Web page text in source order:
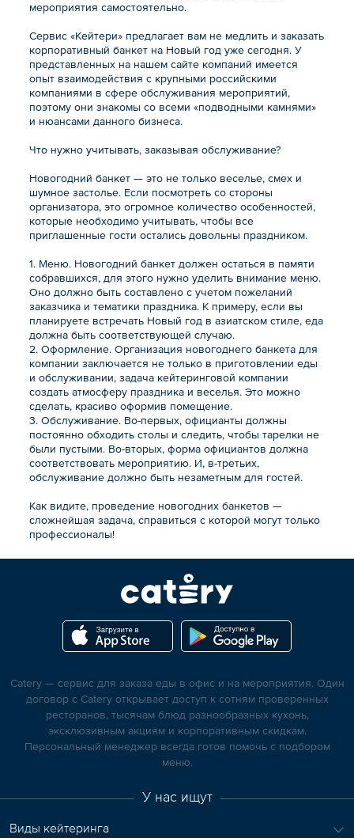
мероприятия самостоятельно.
Сервис «Кейтери» предлагает вам не медлить и заказать
корпоративный банкет на Новый год уже сегодня. У
представленных на нашем сайте компаний имеется
опыт взаимодействия с крупными российскими
компаниями в сфере обслуживания мероприятий,
поэтому они знакомы со всеми «подводными камнями»
и нюансами данного бизнеса.
Что нужно учитывать, заказывая обслуживание?
Новогодний банкет — это не только веселье, смех и
шумное застолье. Если посмотреть со стороны
организатора, это огромное количество особенностей,
которые необходимо учитывать, чтобы все
приглашенные гости остались довольны праздником.
1. Меню. Новогодний банкет должен остаться в памяти
собравшихся, для этого нужно уделить внимание меню.
Оно должно быть составлено с учетом пожеланий
заказчика и тематики праздника. К примеру, если вы
планируете встречать Новый год в азиатском стиле, еда
должна быть соответствующей случаю.
2. Оформление. Организация новогоднего банкета для
компании заключается не только в приготовлении еды
и обслуживании, задача кейтеринговой компании
создать атмосферу праздника и веселья. Это можно
сделать, красиво оформив помещение.
3. Обслуживание. Во-первых, официанты должны
постоянно обходить столы и следить, чтобы тарелки не
были пустыми. Во-вторых, форма официантов должна
соответствовать мероприятию. И, в-третьих,
обслуживание должно быть незаметным для гостей.
Как видите, проведение новогодних банкетов —
сложнейшая задача, справиться с которой могут только
профессионалы!
Catery — сервис для заказа еды в офис и на мероприятия. Один
договор с Catery открывает доступ к сотням проверенных
ресторанов, тысячам блюд разнообразных кухонь,
эксклюзивным акциям и корпоративным скидкам.
Персональный менеджер всегда готов помочь с подбором
меню.
У нас ищут
Виды кейтеринга